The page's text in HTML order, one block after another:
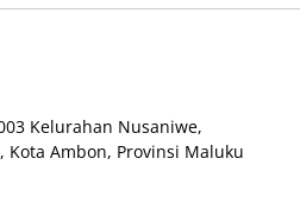
Kelurahan Nusaniwe,
Kota Ambon, Provinsi Maluku